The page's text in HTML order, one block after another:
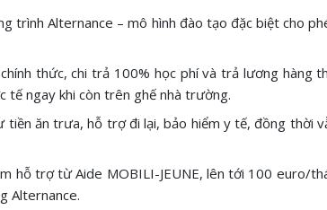
trình Alternance – mô hình đào tạo đặc biệt cho
thức, chi trả 100% học phí và trả lương hàng
tế ngay khi còn trên ghế nhà trường.
ăn trưa, hỗ trợ đi lại, bảo hiểm y tế, đồng thời
hỗ trợ từ Aide MOBILI-JEUNE, lên tới 100 euro/
Alternance.